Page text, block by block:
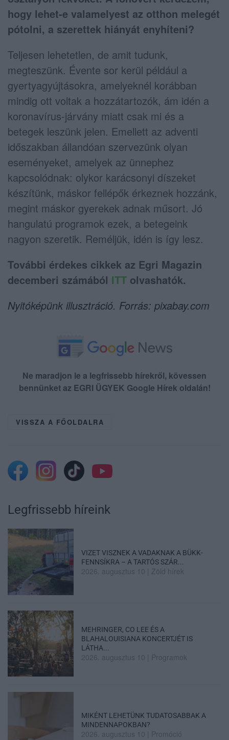
hogy lehet-e valamelyest az otthon melegét
pótolni, a szerettek hiányát enyhíteni?
Teljesen lehetetlen, de amit tudunk,
megteszünk. Évente sor kerül például a
gyertyagyújtásokra, amelyeknél korábban
mindig ott voltak a hozzátartozók, ám idén a
koronavírus-járvány miatt csak mi és a
betegek leszünk jelen. Emellett az adventi
időszakban állandóan szervezünk olyan
eseményeket, amelyek az ünnephez
kapcsolódnak: olykor karácsonyi díszeket
készítünk, máskor fellépők érkeznek hozzánk,
megint máskor gyerekek adnak műsort. Jó
hangulatú programok ezek, a betegeink
nagyon szeretik. Reméljük, idén is így lesz.
További érdekes cikkek az Egri Magazin
decemberi számából ITT olvashatók.
Nyitóképünk illusztráció. Forrás: pixabay.com
Ne maradjon le a legfrissebb hírekről, kövessen
bennünket az EGRI ÜGYEK Google Hírek oldalán!
VISSZA A FŐOLDALRA
Legfrissebb híreink
VIZET VISZNEK A VADAKNAK A BÜKK-
FENNSÍKRA – A TARTÓS SZÁR...
2026. augusztus 10 Zöld hírek
MEHRINGER, CO LEE ÉS A
BLAHALOUISIANA KONCERTJÉT IS
LÁTHA...
2026. augusztus 10 Programok
MIKÉNT LEHETÜNK TUDATOSABBAK A
MINDENNAPOKBAN?
2026. augusztus 10 Promóció